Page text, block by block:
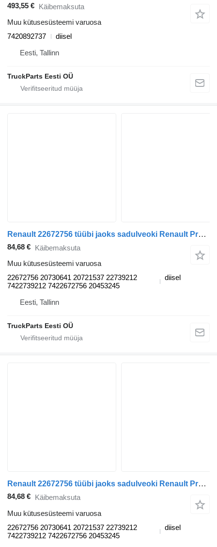
493,55 € Käibemaksuta
Muu kütusesüsteemi varuosa
7420892737
diisel
Eesti, Tallinn
TruckParts Eesti OÜ
Renault 22672756 tüübi jaoks sadulveoki Renault Premium, Premium 2 (1996-2014)
84,68 € Käibemaksuta
Muu kütusesüsteemi varuosa
22672756 20730641 20721537 22739212
7422739212 7422672756 20453245
diisel
Eesti, Tallinn
TruckParts Eesti OÜ
Renault 22672756 tüübi jaoks sadulveoki Renault Premium, Premium 2 (1996-2014)
84,68 € Käibemaksuta
Muu kütusesüsteemi varuosa
22672756 20730641 20721537 22739212
7422739212 7422672756 20453245
diisel